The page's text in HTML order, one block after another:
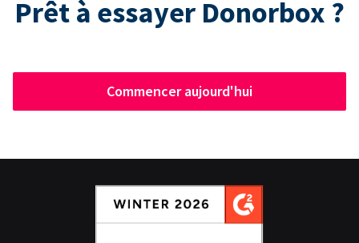
Prêt à essayer Donorbox ?
Commencer aujourd'hui